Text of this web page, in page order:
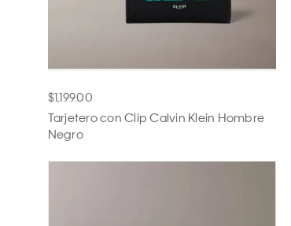
$1,199.00
Tarjetero con Clip Calvin Klein Hombre
Negro